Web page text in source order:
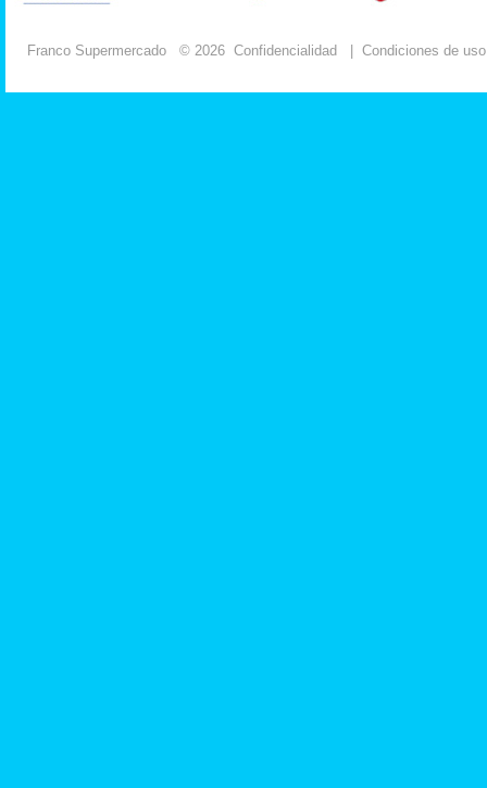
Franco Supermercado © 2026 Confidencialidad Condiciones de uso